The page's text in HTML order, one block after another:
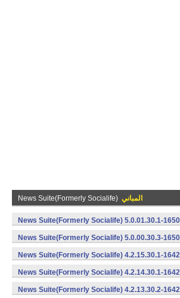
News Suite(Formerly Socialife) المباني
News Suite(Formerly Socialife) 5.0.01.30.1-
v7a) (Android)
News Suite(Formerly Socialife) 5.0.00.30.3-
v7a) (Android)
News Suite(Formerly Socialife) 4.2.15.30.1-
v7a) (Android)
News Suite(Formerly Socialife) 4.2.14.30.1-
v7a) (Android)
News Suite(Formerly Socialife) 4.2.13.30.2-